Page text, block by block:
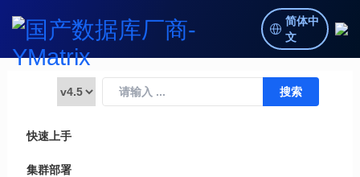
简体中
文
快速上手
集群部署